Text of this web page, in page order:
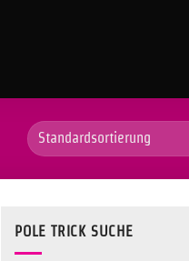
POLE TRICK SUCHE